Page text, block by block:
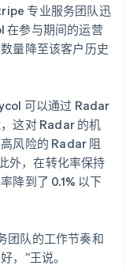
专业服务团队迅
在参与期间的运营
量降至该客户历史
可以通过 Radar
这对 Radar 的机
风险的 Radar 阻
外，在转化率保持
降到了 0.1% 以下
团队的工作节奏和
，”王说。